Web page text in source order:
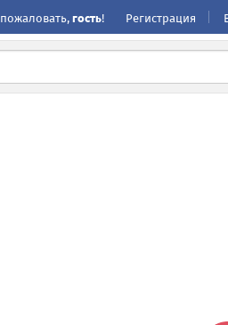
гость! Регистрация